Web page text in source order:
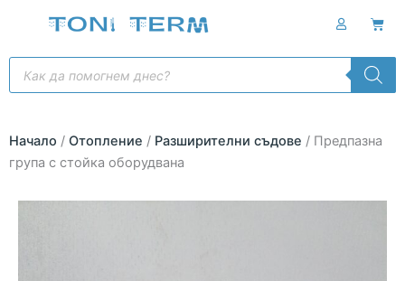
content
Cart
Products
search
Начало / Отопление / Разширителни съдове / Предпазна
група с стойка оборудвана